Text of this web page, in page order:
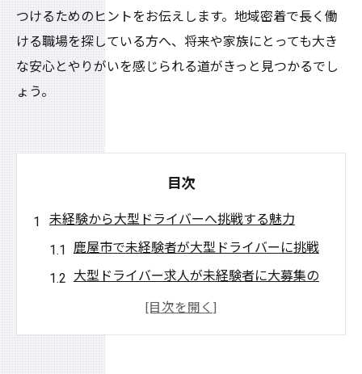
つけるためのヒントをお伝えします。地域密着で長く働
ける職場を探している方へ、将来や家族にとっても大き
な安心とやりがいを感じられる道がきっと見つかるでし
ょう。
目次
未経験から大型ドライバーへ挑戦する魅力
鹿屋市で未経験者が大型ドライバーに挑戦
大型ドライバー求人が未経験者に大募集の
景